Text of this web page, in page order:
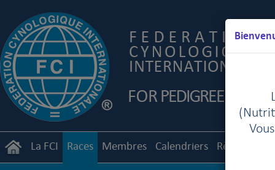
La FCI Races Membres Calendriers Règlements